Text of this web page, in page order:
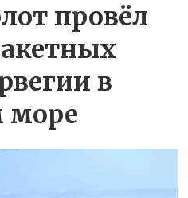
провёл
в
море